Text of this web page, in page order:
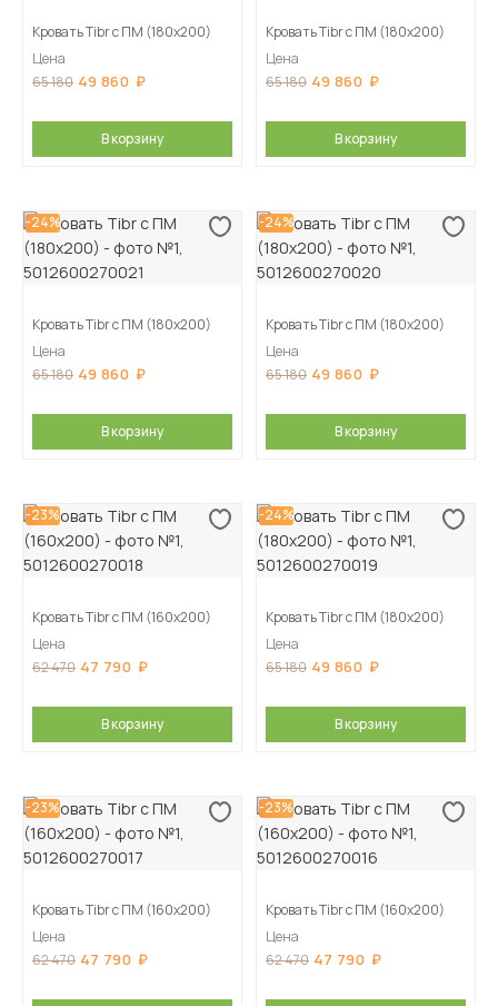
Кровать Tibr с ПМ (180х200)
Цена
65 180 49 860
В корзину
Кровать Tibr с ПМ (180х200)
Цена
65 180 49 860
В корзину
-24%
Кровать Tibr с ПМ (180х200)
Цена
65 180 49 860
В корзину
-24%
Кровать Tibr с ПМ (180х200)
Цена
65 180 49 860
В корзину
-23%
Кровать Tibr с ПМ (160х200)
Цена
62 470 47 790
В корзину
-24%
Кровать Tibr с ПМ (180х200)
Цена
65 180 49 860
В корзину
-23%
Кровать Tibr с ПМ (160х200)
Цена
62 470 47 790
-23%
Кровать Tibr с ПМ (160х200)
Цена
62 470 47 790